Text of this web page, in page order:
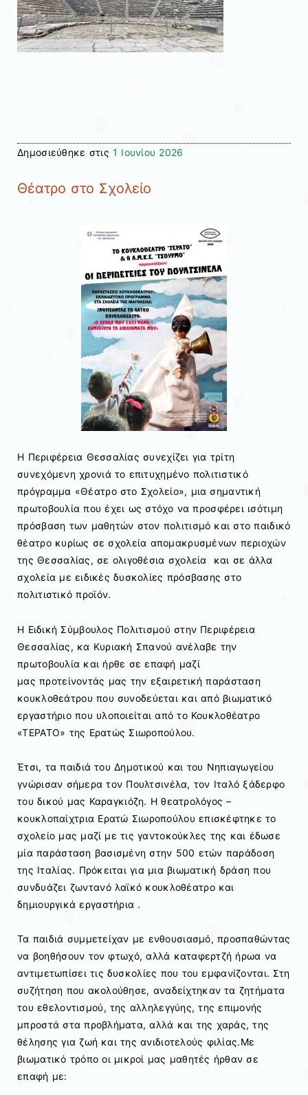
Δημοσιεύθηκε στις 1 Ιουνίου 2026
Θέατρο στο Σχολείο
Η Περιφέρεια Θεσσαλίας συνεχίζει για τρίτη
συνεχόμενη χρονιά το επιτυχημένο πολιτιστικό
πρόγραμμα «Θέατρο στο Σχολείο», μια σημαντική
πρωτοβουλία που έχει ως στόχο να προσφέρει ισότιμη
πρόσβαση των μαθητών στον πολιτισμό καιστο παιδικό
θέατρο κυρίως σε σχολεία απομακρυσμένων περιοχών
της Θεσσαλίας, σε ολιγοθέσια σχολεία και σε άλλα
σχολεία με ειδικές δυσκολίες πρόσβασης στο
πολιτιστικό προϊόν.
Η Ειδική Σύμβουλος Πολιτισμού στην Περιφέρεια
Θεσσαλίας, κα Κυριακή Σπανού ανέλαβε την
πρωτοβουλία και ήρθε σε επαφή μαζί
μαςπροτείνοντάς μας την εξαιρετική παράσταση
κουκλοθεάτρου που συνοδεύεται και από βιωματικό
εργαστήριο που υλοποιείται από το Κουκλοθέατρο
«ΤΕΡΑΤΟ» της Ερατώς Σιωροπούλου.
Έτσι, τα παιδιά του Δημοτικού και του Νηπιαγωγείου
γνώρισαν σήμερα τον Πουλτσινέλα, τον Ιταλό ξάδερφο
του δικού μας Καραγκιόζη. Η θεατρολόγος –
κουκλοπαίχτρια Ερατώ Σιωροπούλου επισκέφτηκε το
σχολείο μας μαζί με τις γαντοκούκλες της και έδωσε
μία παράσταση βασισμένη στην 500 ετών παράδοση
της Ιταλίας. Πρόκειται για μια βιωματική δράση που
συνδυάζει ζωντανό λαϊκό κουκλοθέατρο και
δημιουργικά εργαστήρια .
Τα παιδιά συμμετείχαν με ενθουσιασμό, προσπαθώντας
να βοηθήσουν τον φτωχό, αλλά καταφερτζή ήρωα να
αντιμετωπίσει τις δυσκολίες που του εμφανίζονται. Στη
συζήτηση που ακολούθησε, αναδείχτηκαν τα ζητήματα
του εθελοντισμού, της αλληλεγγύης, της επιμονής
μπροστά στα προβλήματα, αλλά και της χαράς, της
θέλησης για ζωή και της ανιδιοτελούς φιλίας.Με
βιωματικό τρόπο οι μικροί μας μαθητές ήρθαν σε
επαφή με: